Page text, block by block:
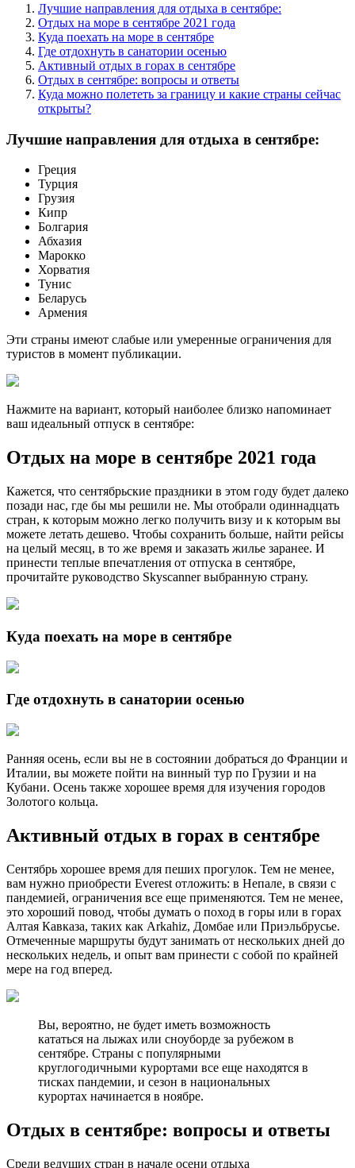
Лучшие направления для отдыха в сентябре:
Отдых на море в сентябре 2021 года
Куда поехать на море в сентябре
Где отдохнуть в санатории осенью
Активный отдых в горах в сентябре
Отдых в сентябре: вопросы и ответы
Куда можно полететь за границу и какие страны сейчас
открыты?
Лучшие направления для отдыха в сентябре:
Греция
Турция
Грузия
Кипр
Болгария
Абхазия
Марокко
Хорватия
Тунис
Беларусь
Армения
Эти страны имеют слабые или умеренные ограничения для
туристов в момент публикации.
Нажмите на вариант, который наиболее близко напоминает
ваш идеальный отпуск в сентябре:
Отдых на море в сентябре 2021 года
Кажется, что сентябрьские праздники в этом году будет далеко
позади нас, где бы мы решили не. Мы отобрали одиннадцать
стран, к которым можно легко получить визу и к которым вы
можете летать дешево. Чтобы сохранить больше, найти рейсы
на целый месяц, в то же время и заказать жилье заранее. И
принести теплые впечатления от отпуска в сентябре,
прочитайте руководство Skyscanner выбранную страну.
Куда поехать на море в сентябре
Где отдохнуть в санатории осенью
Ранняя осень, если вы не в состоянии добраться до Франции и
Италии, вы можете пойти на винный тур по Грузии и на
Кубани. Осень также хорошее время для изучения городов
Золотого кольца.
Активный отдых в горах в сентябре
Сентябрь хорошее время для пеших прогулок. Тем не менее,
вам нужно приобрести Everest отложить: в Непале, в связи с
пандемией, ограничения все еще применяются. Тем не менее,
это хороший повод, чтобы думать о поход в горы или в горах
Алтая Кавказа, таких как Arkahiz, Домбае или Приэльбрусье.
Отмеченные маршруты будут занимать от нескольких дней до
нескольких недель, и опыт вам принести с собой по крайней
мере на год вперед.
Вы, вероятно, не будет иметь возможность
кататься на лыжах или сноуборде за рубежом в
сентябре. Страны с популярными
круглогодичными курортами все еще находятся в
тисках пандемии, и сезон в национальных
курортах начинается в ноябре.
Отдых в сентябре: вопросы и ответы
Среди ведущих стран в начале осени отдыха